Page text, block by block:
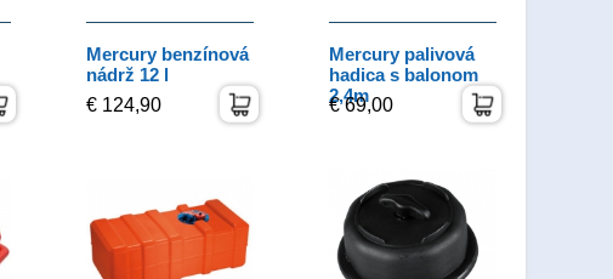
Mercury benzínová
nádrž 12 l
€ 124,90
Mercury palivová
hadica s balonom
2,4m
€ 69,00